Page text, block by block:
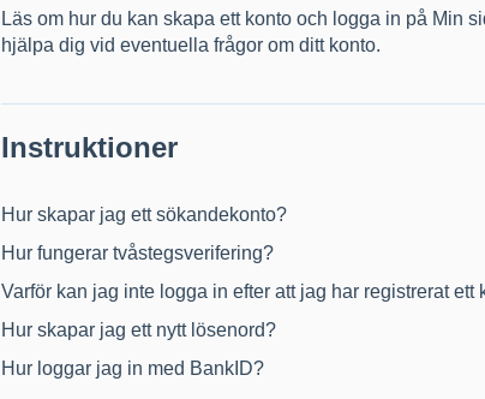
Läs om hur du kan skapa ett konto och logga in på Min
hjälpa dig vid eventuella frågor om ditt konto.
Instruktioner
Hur skapar jag ett sökandekonto?
Hur fungerar tvåstegsverifering?
Varför kan jag inte logga in efter att jag har registrerat ett
Hur skapar jag ett nytt lösenord?
Hur loggar jag in med BankID?